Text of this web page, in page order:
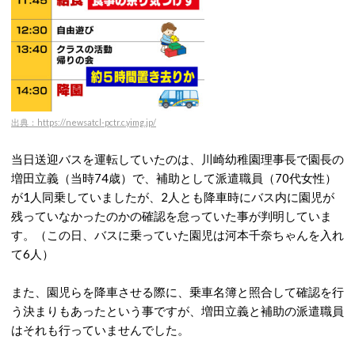
出典：https://newsatcl-pctr.c.yimg.jp/
当日送迎バスを運転していたのは、川崎幼稚園理事長で園長の
増田立義（当時74歳）で、補助として派遣職員（70代女性）
が1人同乗していましたが、2人とも降車時にバス内に園児が
残っていなかったのかの確認を怠っていた事が判明していま
す。（この日、バスに乗っていた園児は河本千奈ちゃんを入れ
て6人）
また、園児らを降車させる際に、乗車名簿と照合して確認を行
う決まりもあったという事ですが、増田立義と補助の派遣職員
はそれも行っていませんでした。